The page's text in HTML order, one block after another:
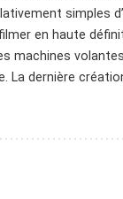
simples
en haute
machines
La dernière
AVEC UN